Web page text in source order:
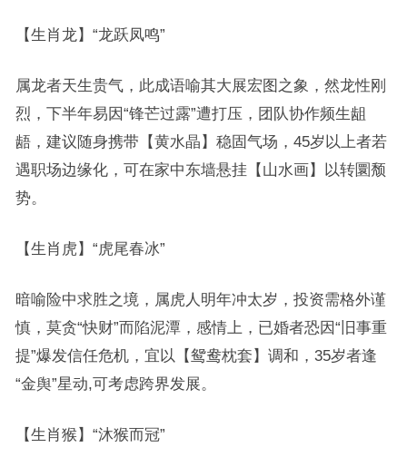
【生肖龙】“龙跃凤鸣”
属龙者天生贵气，此成语喻其大展宏图之象，然龙性刚
烈，下半年易因“锋芒过露”遭打压，团队协作频生龃
龉，建议随身携带【黄水晶】稳固气场，45岁以上者若
遇职场边缘化，可在家中东墙悬挂【山水画】以转圜颓
势。
【生肖虎】“虎尾春冰”
暗喻险中求胜之境，属虎人明年冲太岁，投资需格外谨
慎，莫贪“快财”而陷泥潭，感情上，已婚者恐因“旧事重
提”爆发信任危机，宜以【鸳鸯枕套】调和，35岁者逢
“金舆”星动,可考虑跨界发展。
【生肖猴】“沐猴而冠”